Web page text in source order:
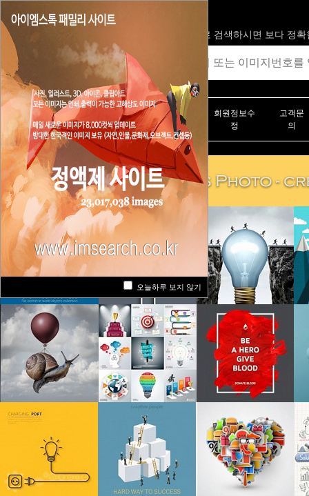
영어로 검색하시면 보다 정
113,228,492ROYALTY FREE STOCK IMAGES
라이트박스 (보관
함)
다운로드목
록
구매내
역
회원정보수
정
고객문
의
오늘하루 보지 않기